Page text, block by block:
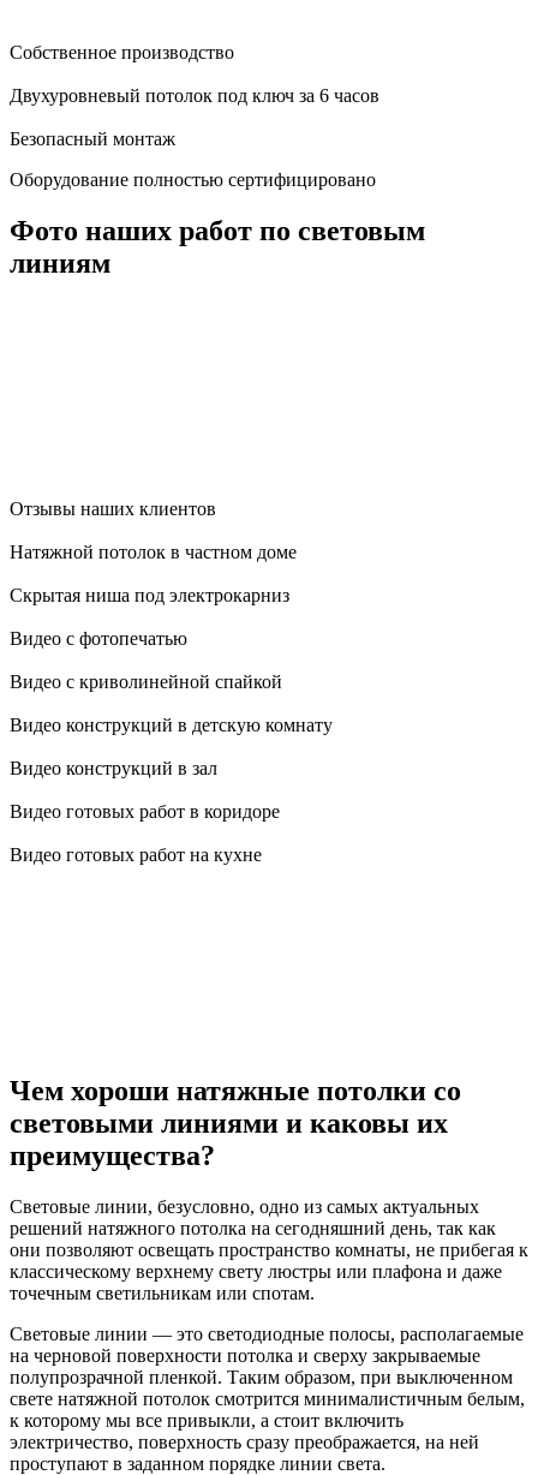
Собственное производство
Двухуровневый потолок под ключ за 6 часов
Безопасный монтаж
Оборудование полностью сертифицировано
Фото наших работ по световым
линиям
Отзывы наших клиентов
Натяжной потолок в частном доме
Скрытая ниша под электрокарниз
Видео с фотопечатью
Видео с криволинейной спайкой
Видео конструкций в детскую комнату
Видео конструкций в зал
Видео готовых работ в коридоре
Видео готовых работ на кухне
Чем хороши натяжные потолки со
световыми линиями и каковы их
преимущества?
Световые линии, безусловно, одно из самых актуальных
решений натяжного потолка на сегодняшний день, так как
они позволяют освещать пространство комнаты, не прибегая к
классическому верхнему свету люстры или плафона и даже
точечным светильникам или спотам.
Световые линии — это светодиодные полосы, располагаемые
на черновой поверхности потолка и сверху закрываемые
полупрозрачной пленкой. Таким образом, при выключенном
свете натяжной потолок смотрится минималистичным белым,
к которому мы все привыкли, а стоит включить
электричество, поверхность сразу преображается, на ней
проступают в заданном порядке линии света.